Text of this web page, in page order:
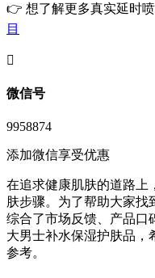
👉 想了解更多真实延时
目
󦘖
微信号
9958874
添加微信享受优惠
在追求健康肌肤的道路上
肤步骤。为了帮助大家找
综合了市场反馈、产品口
大男士补水保湿护肤品，
参考。